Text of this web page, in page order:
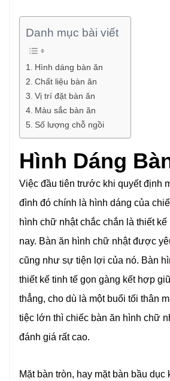
Danh mục bài viết
Hình dáng bàn ăn
Chất liệu bàn ăn
Vị trí đặt bàn ăn
Màu sắc bàn ăn
Số lượng chỗ ngồi
Hình Dáng
Việc đầu tiên trước khi quyết định
đình đó chính là hình dáng của
hình chữ nhật chắc chắn là thiết
nay. Bàn ăn hình chữ nhật được
cũng như sự tiện lợi của nó. Bàn
thiết kế tinh tế gọn gàng kết hợp
thẳng, cho dù là một buổi tối thân
tiệc lớn thì chiếc bàn ăn hình chữ
đánh giá rất cao.
Mặt bàn tròn, hay mặt bàn bầu